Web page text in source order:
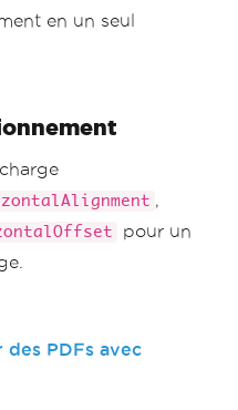
en un seul
,
pour un
PDFs avec